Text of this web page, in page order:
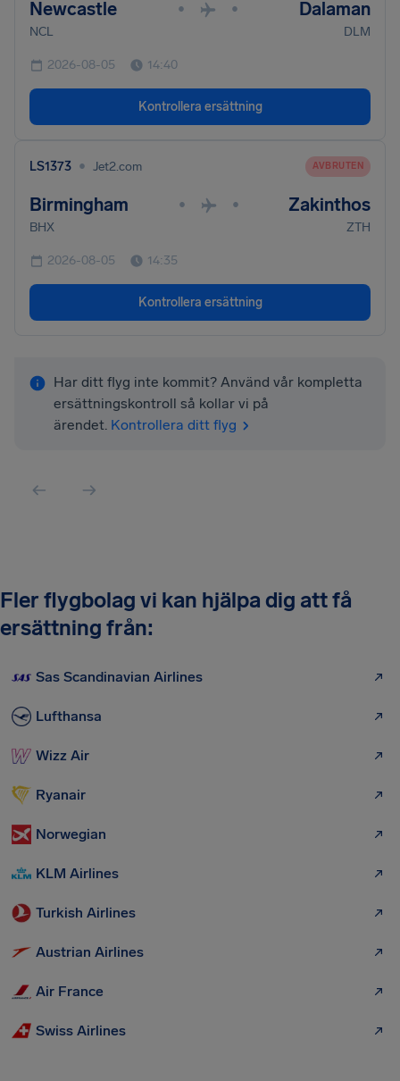
Newcastle • • Dalaman
NCL DLM
2026-08-05 14:40
Kontrollera ersättning
LS1373 • Jet2.com AVBRUTEN
Birmingham • • Zakinthos
BHX ZTH
2026-08-05 14:35
Kontrollera ersättning
Har ditt flyg inte kommit? Använd vår kompletta
ersättningskontroll så kollar vi på
ärendet. Kontrollera ditt flyg
Fler flygbolag vi kan hjälpa dig att få
ersättning från:
Sas Scandinavian Airlines
Lufthansa
Wizz Air
Ryanair
Norwegian
KLM Airlines
Turkish Airlines
Austrian Airlines
Air France
Swiss Airlines